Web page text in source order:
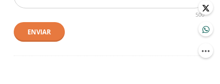
500
ENVIAR